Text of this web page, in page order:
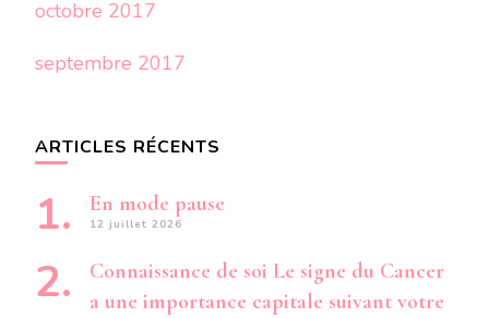
octobre 2017
septembre 2017
ARTICLES RÉCENTS
En mode pause
12 juillet 2026
Connaissance de soi Le signe du Cancer
a une importance capitale suivant votre